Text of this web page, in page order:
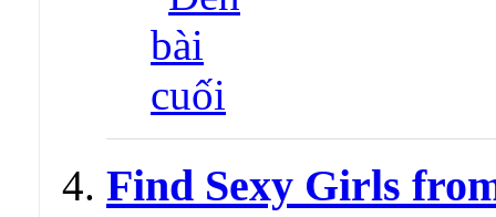
Find Sexy Girls